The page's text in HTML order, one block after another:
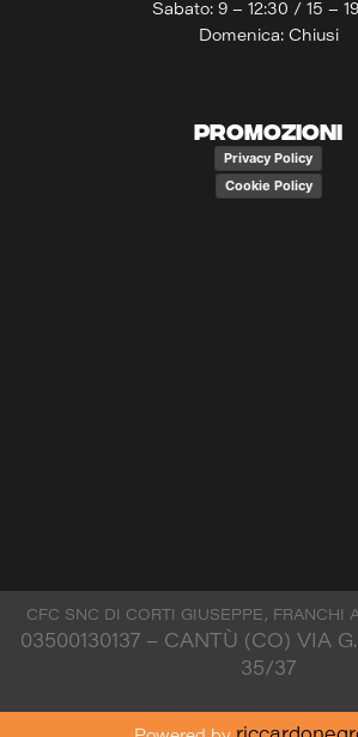
Sabato: 9 – 12:30 / 15 –
Domenica: Chiusi
PROMOZIONI
Privacy Policy
Cookie Policy
CFC SNC DI CORTI GIUSEPPE, FRANCHI
03500130137 – CANTÙ (CO) VIA
35/37